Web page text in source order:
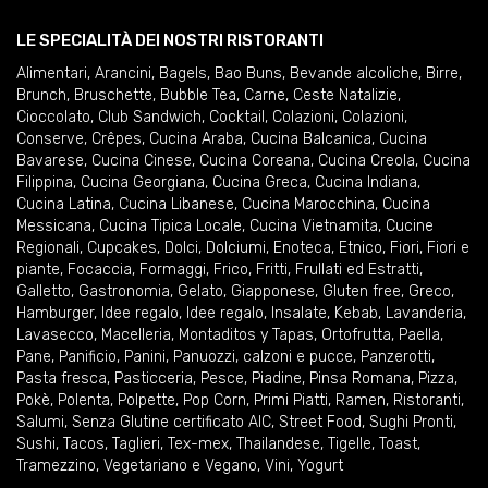
LE SPECIALITÀ DEI NOSTRI RISTORANTI
Alimentari, Arancini, Bagels, Bao Buns, Bevande alcoliche, Birre,
Brunch, Bruschette, Bubble Tea, Carne, Ceste Natalizie,
Cioccolato, Club Sandwich, Cocktail , Colazioni, Colazioni,
Conserve, Crêpes, Cucina Araba, Cucina Balcanica, Cucina
Bavarese, Cucina Cinese, Cucina Coreana, Cucina Creola, Cucina
Filippina, Cucina Georgiana, Cucina Greca, Cucina Indiana,
Cucina Latina, Cucina Libanese, Cucina Marocchina, Cucina
Messicana, Cucina Tipica Locale, Cucina Vietnamita, Cucine
Regionali, Cupcakes, Dolci, Dolciumi, Enoteca, Etnico, Fiori, Fiori e
piante, Focaccia, Formaggi, Frico, Fritti, Frullati ed Estratti,
Galletto, Gastronomia, Gelato, Giapponese, Gluten free, Greco,
Hamburger, Idee regalo, Idee regalo, Insalate, Kebab, Lavanderia,
Lavasecco, Macelleria, Montaditos y Tapas, Ortofrutta, Paella,
Pane, Panificio, Panini, Panuozzi, calzoni e pucce, Panzerotti,
Pasta fresca, Pasticceria, Pesce, Piadine, Pinsa Romana, Pizza,
Pokè, Polenta, Polpette, Pop Corn, Primi Piatti, Ramen, Ristoranti,
Salumi, Senza Glutine certificato AIC, Street Food, Sughi Pronti,
Sushi, Tacos, Taglieri, Tex-mex, Thailandese, Tigelle, Toast,
Tramezzino, Vegetariano e Vegano, Vini, Yogurt